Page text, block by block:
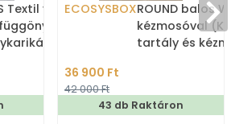
Textil varrott
12db
textil
ECOSYSBOXROUND balos
kézmosóval
tartály és
36 900 Ft
42 000 Ft
43 db Raktáron